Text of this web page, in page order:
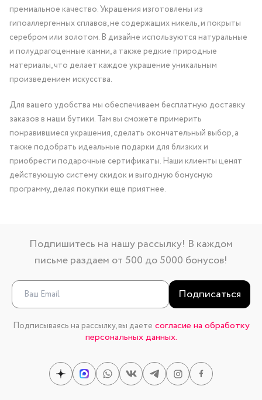
премиальное качество. Украшения изготовлены из
гипоаллергенных сплавов, не содержащих никель, и покрыты
серебром или золотом. В дизайне используются натуральные
и полудрагоценные камни, а также редкие природные
материалы, что делает каждое украшение уникальным
произведением искусства.
Для вашего удобства мы обеспечиваем бесплатную доставку
заказов в наши бутики. Там вы сможете примерить
понравившиеся украшения, сделать окончательный выбор, а
также подобрать идеальные подарки для близких и
приобрести подарочные сертификаты. Наши клиенты ценят
действующую систему скидок и выгодную бонусную
программу, делая покупки еще приятнее.
Подпишитесь на нашу рассылку! В каждом
письме раздаем от 500 до 5000 бонусов!
Подписаться
Подписываясь на рассылку, вы даете согласие на обработку
персональных данных.